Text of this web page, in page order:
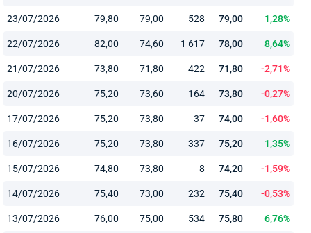
23/07/2026 79,80 79,00 528 79,00 1,28%
22/07/2026 82,00 74,60 1 617 78,00 8,64%
21/07/2026 73,80 71,80 422 71,80 -2,71%
20/07/2026 75,20 73,60 164 73,80 -0,27%
17/07/2026 75,20 73,80 37 74,00 -1,60%
16/07/2026 75,20 73,80 337 75,20 1,35%
15/07/2026 74,80 73,80 8 74,20 -1,59%
14/07/2026 75,40 73,00 232 75,40 -0,53%
13/07/2026 76,00 75,00 534 75,80 6,76%